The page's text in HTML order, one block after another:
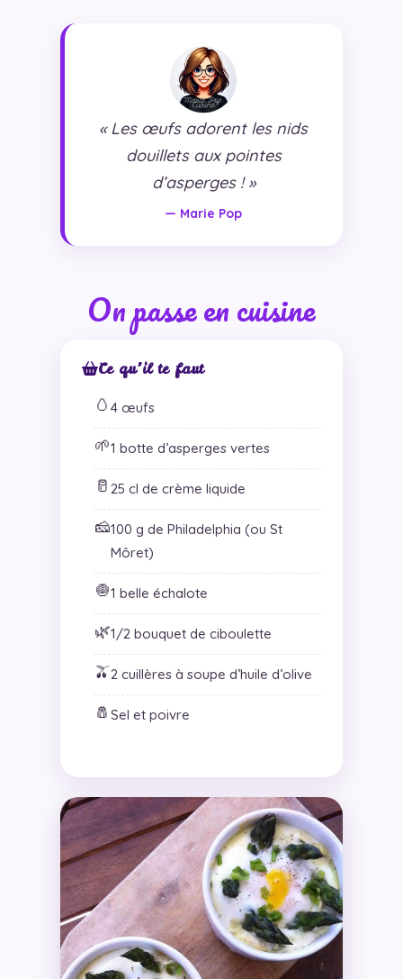
« Les œufs adorent les nids
douillets aux pointes
d’asperges ! »
— Marie Pop
On passe en cuisine
Ce qu’il te faut
🥚 4 œufs
🌱1 botte d’asperges vertes
🥛 25 cl de crème liquide
🧀100 g de Philadelphia (ou St
Môret)
🧅1 belle échalote
🌿1/2 bouquet de ciboulette
🫒2 cuillères à soupe d’huile d’olive
🧂 Sel et poivre